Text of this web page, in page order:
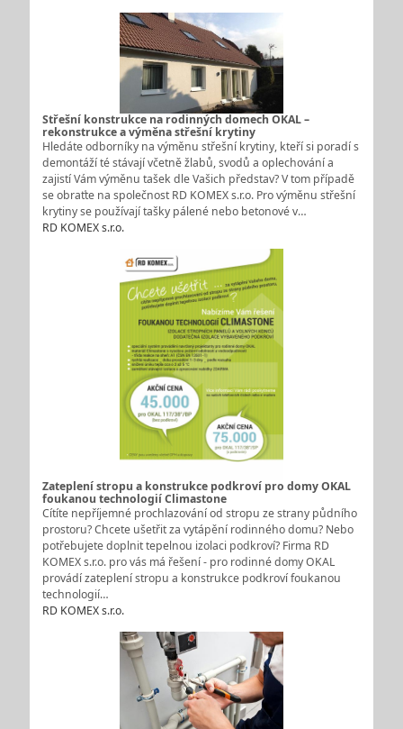
Střešní konstrukce na rodinných domech OKAL –
rekonstrukce a výměna střešní krytiny
Hledáte odborníky na výměnu střešní krytiny, kteří si poradí s
demontáží té stávají včetně žlabů, svodů a oplechování a
zajistí Vám výměnu tašek dle Vašich představ? V tom případě
se obraťte na společnost RD KOMEX s.r.o. Pro výměnu střešní
krytiny se používají tašky pálené nebo betonové v…
RD KOMEX s.r.o.
Zateplení stropu a konstrukce podkroví pro domy OKAL
foukanou technologií Climastone
Cítíte nepříjemné prochlazování od stropu ze strany půdního
prostoru? Chcete ušetřit za vytápění rodinného domu? Nebo
potřebujete doplnit tepelnou izolaci podkroví? Firma RD
KOMEX s.r.o. pro vás má řešení - pro rodinné domy OKAL
provádí zateplení stropu a konstrukce podkroví foukanou
technologií…
RD KOMEX s.r.o.